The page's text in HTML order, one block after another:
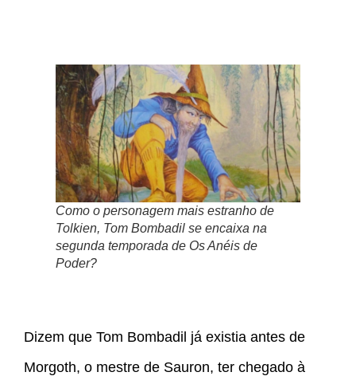
Como o personagem mais estranho de
Tolkien, Tom Bombadil se encaixa na
segunda temporada de Os Anéis de
Poder?
Dizem que Tom Bombadil já existia antes de
Morgoth, o mestre de Sauron, ter chegado à